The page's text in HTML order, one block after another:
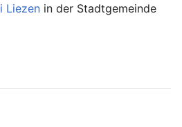
Liezen in der Stadtgemeinde